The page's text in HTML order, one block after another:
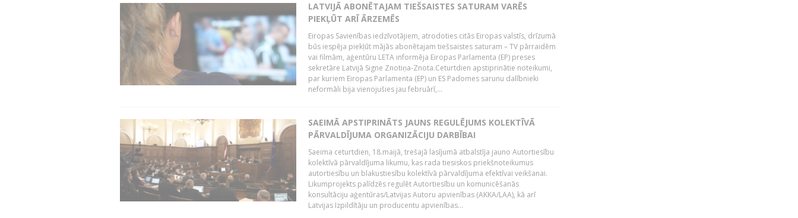
LATVIJĀ ABONĒTAJAM TIEŠSAISTES SATURAM VARĒS
PIEKĻŪT ARĪ ĀRZEMĒS
Eiropas Savienības iedzīvotājiem, atrodoties citās Eiropas valstīs, drīzumā
būs iespēja piekļūt mājās abonētajam tiešsaistes saturam – TV pārraidēm
vai filmām, aģentūru LETA informēja Eiropas Parlamenta (EP) preses
sekretāre Latvijā Signe Znotiņa-Znota.Ceturtdien apstiprinātie noteikumi,
par kuriem Eiropas Parlamenta (EP) un ES Padomes sarunu dalībnieki
neformāli bija vienojušies jau februārī,...
SAEIMĀ APSTIPRINĀTS JAUNS REGULĒJUMS KOLEKTĪVĀ
PĀRVALDĪJUMA ORGANIZĀCIJU DARBĪBAI
Saeima ceturtdien, 18.maijā, trešajā lasījumā atbalstīja jauno Autortiesību
kolektīvā pārvaldījuma likumu, kas rada tiesiskos priekšnoteikumus
autortiesību un blakustiesību kolektīvā pārvaldījuma efektīvai veikšanai.
Likumprojekts palīdzēs regulēt Autortiesību un komunicēšanās
konsultāciju aģentūras/Latvijas Autoru apvienības (AKKA/LAA), kā arī
Latvijas Izpildītāju un producentu apvienības...